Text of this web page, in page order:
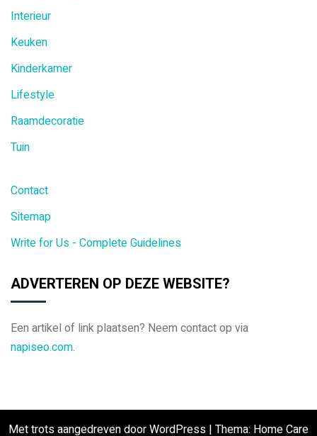
Interieur
Keuken
Kinderkamer
Lifestyle
Raamdecoratie
Tuin
Contact
Sitemap
Write for Us - Complete Guidelines
ADVERTEREN OP DEZE WEBSITE?
Een artikel of link plaatsen? Neem contact op via
napiseo.com.
Met trots aangedreven door WordPress | Thema: Home Care